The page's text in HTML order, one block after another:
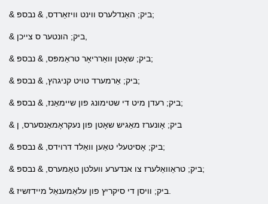
& ביק; האַנדלערס ווינט וויזאַרדס, & נבספּ;
& ביק; שאָטן וואַרריאָר טראַמפּס, & נבספּ;
& ביק; אַרמערד טויט קניגהץ, & נבספּ;
& ביק; רעדן מיט די שטימונג פון שיימאַנז, & נבספּ;
& ביק; אָונערז מאַגיש שאָטן פון נעקראָמאַנסערס, ן
& ביק; אָסיטעלי טאַען וואַלד דרוידס, & נבספּ;
& ביק; טראַוואַלערז צו אנדערע וועלטן טאַמערס, & נבספּ;